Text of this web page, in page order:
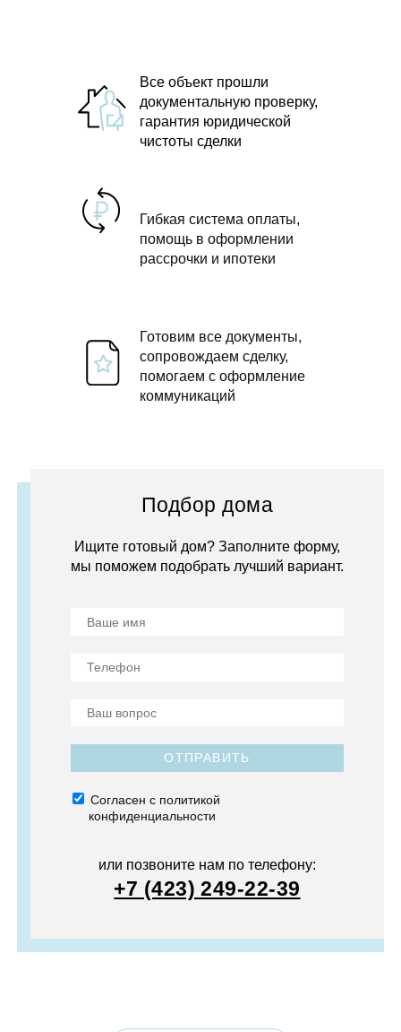
Все объект прошли
документальную проверку,
гарантия юридической
чистоты сделки
Гибкая система оплаты,
помощь в оформлении
рассрочки и ипотеки
Готовим все документы,
сопровождаем сделку,
помогаем с оформление
коммуникаций
Подбор дома
Ищите готовый дом? Заполните форму,
мы поможем подобрать лучший вариант.
ОТПРАВИТЬ
Согласен с политикой
конфиденциальности
или позвоните нам по телефону:
+7 (423) 249-22-39